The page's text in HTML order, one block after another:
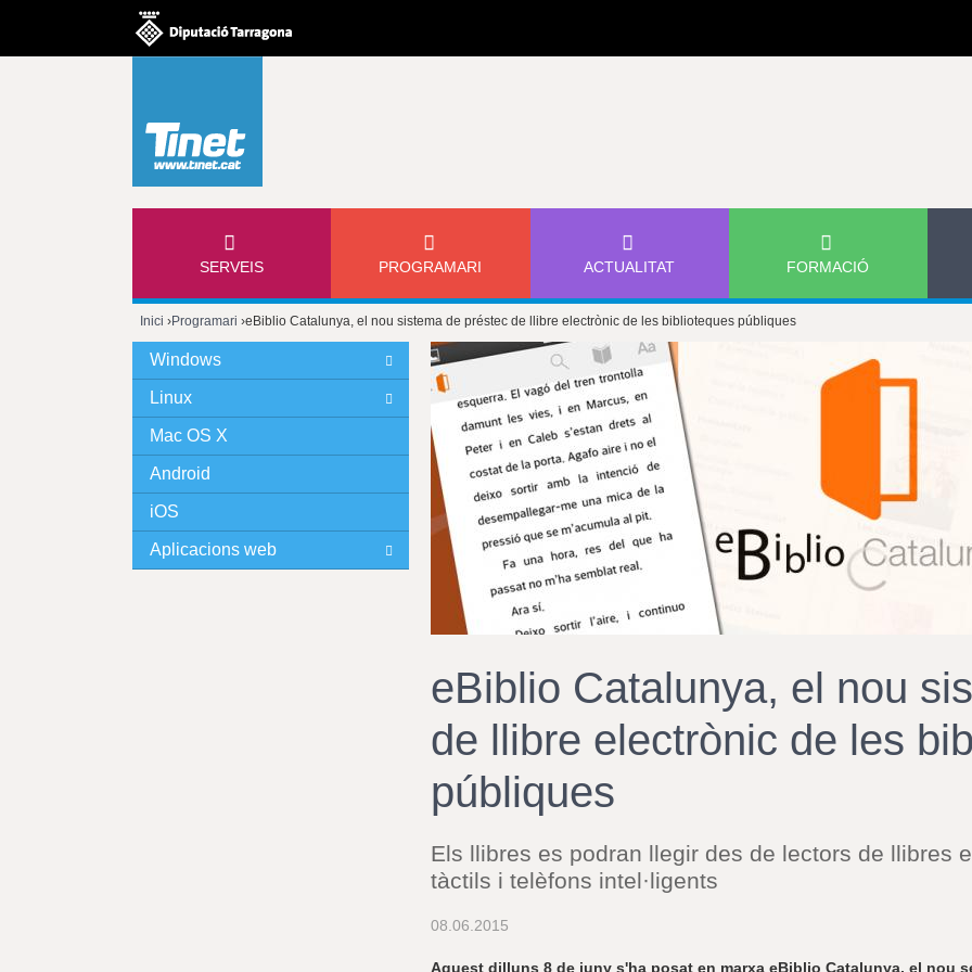
E
N
I
N
SERVEIS PROGRAMARI ACTUALITAT FORMACIÓ
Esteu
aquí
Inici ›Programari ›eBiblio Catalunya, el nou sistema de préstec de llibre electrònic de les biblioteques públiques
eBiblio Catalunya, el nou
de llibre electrònic de les
públiques
Els llibres es podran llegir des de lectors de llibres
tàctils i telèfons intel·ligents
08.06.2015
Aquest dilluns 8 de juny s'ha posat en marxa eBiblio Catalunya, el nou
Windows
Linux
Mac OS X
Android
iOS
Aplicacions web